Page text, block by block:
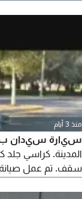
منذ 3 أيام
سيارة سيدان